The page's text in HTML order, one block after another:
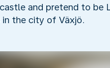
and pretend to be
the city of Växjö.